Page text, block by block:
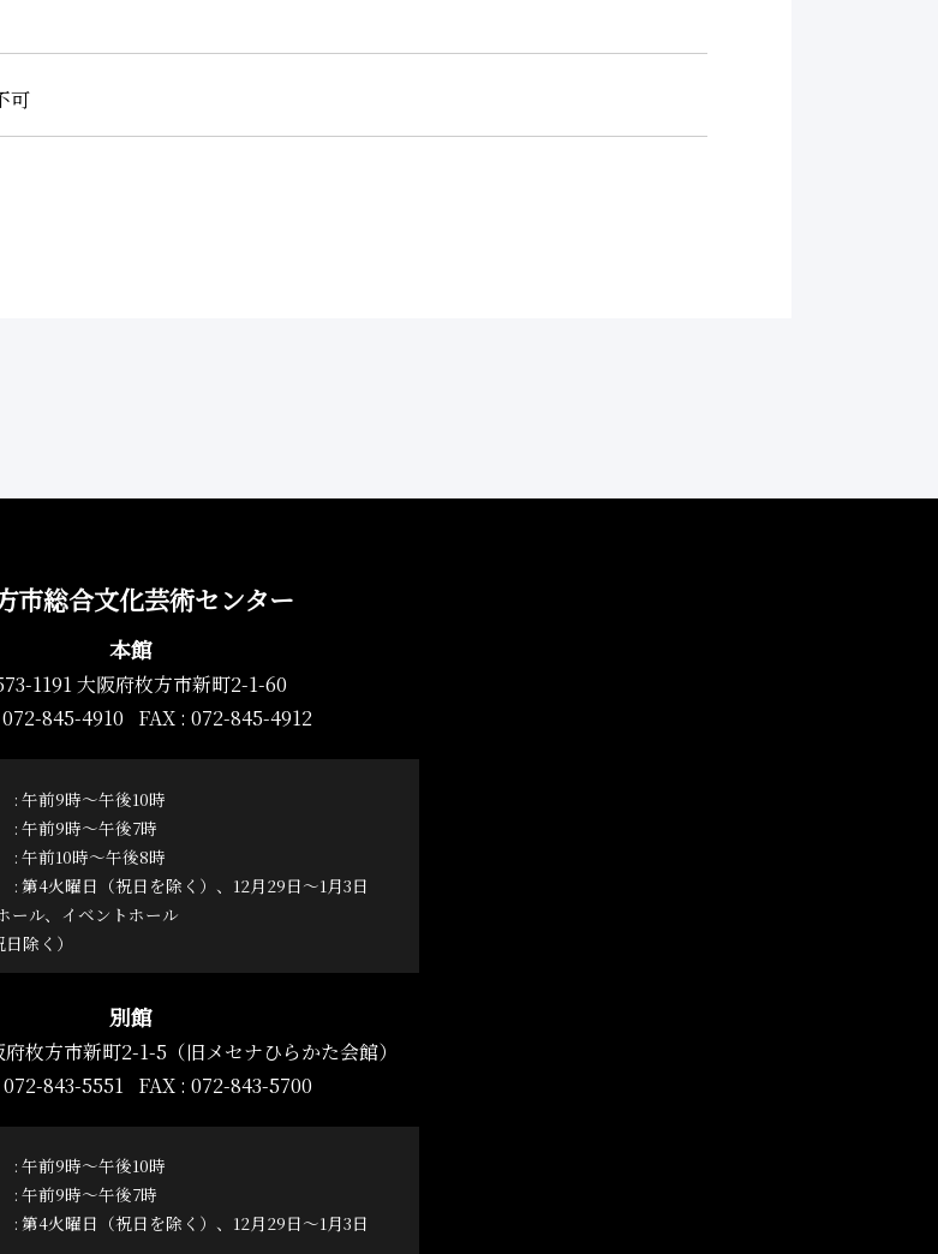
可
市総合文化芸術センター
本館
1191 大阪府枚方市新町2-1-60
845-4910 FAX : 072-845-4912
午前9時～午後10時
午前9時～午後7時
午前10時～午後8時
第4火曜日（祝日を除く）、12月29日～1月3日
ール、イベントホール
除く）
別館
府枚方市新町2-1-5 （旧メセナひらかた会館）
072-843-5551 FAX : 072-843-5700
午前9時～午後10時
午前9時～午後7時
第4火曜日（祝日を除く）、12月29日～1月3日